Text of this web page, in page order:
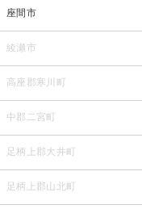
座間市
綾瀬市
高座郡寒川町
中郡二宮町
足柄上郡大井町
足柄上郡山北町